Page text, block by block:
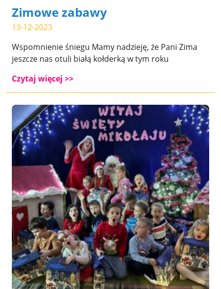
Zimowe zabawy
13-12-2023
Wspomnienie śniegu Mamy nadzieję, że Pani Zima
jeszcze nas otuli białą kołderką w tym roku
Czytaj więcej